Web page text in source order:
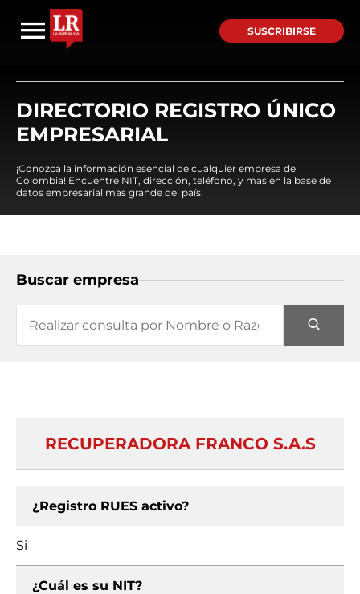
SUSCRIBIRSE
DIRECTORIO REGISTRO ÚNICO
EMPRESARIAL
¡Conozca la información esencial de cualquier empresa de
Colombia! Encuentre NIT, dirección, teléfono, y mas en la base de
datos empresarial mas grande del país.
Buscar empresa
RECUPERADORA FRANCO S.A.S
¿Registro RUES activo?
Si
¿Cuál es su NIT?